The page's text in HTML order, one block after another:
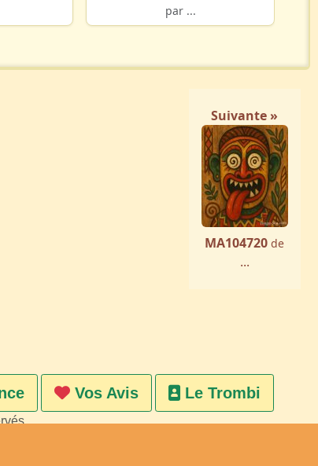
par ...
Suivante »
MA104720 de
...
Vos Avis Le Trombi